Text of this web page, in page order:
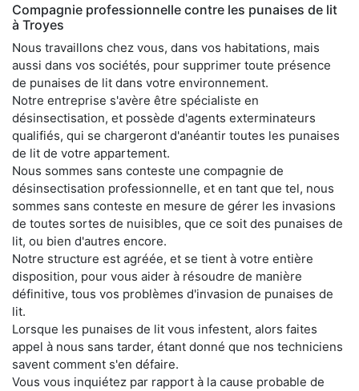
Compagnie professionnelle contre les punaises de lit
à Troyes
Nous travaillons chez vous, dans vos habitations, mais
aussi dans vos sociétés, pour supprimer toute présence
de punaises de lit dans votre environnement.
Notre entreprise s'avère être spécialiste en
désinsectisation, et possède d'agents exterminateurs
qualifiés, qui se chargeront d'anéantir toutes les punaises
de lit de votre appartement.
Nous sommes sans conteste une compagnie de
désinsectisation professionnelle, et en tant que tel, nous
sommes sans conteste en mesure de gérer les invasions
de toutes sortes de nuisibles, que ce soit des punaises de
lit, ou bien d'autres encore.
Notre structure est agréée, et se tient à votre entière
disposition, pour vous aider à résoudre de manière
définitive, tous vos problèmes d'invasion de punaises de
lit.
Lorsque les punaises de lit vous infestent, alors faites
appel à nous sans tarder, étant donné que nos techniciens
savent comment s'en défaire.
Vous vous inquiétez par rapport à la cause probable de